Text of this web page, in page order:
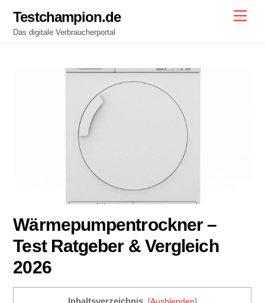
content
Testchampion.de
Das digitale Verbraucherportal
Wärmepumpentrockner –
Test Ratgeber & Vergleich
2026
Inhaltsverzeichnis,